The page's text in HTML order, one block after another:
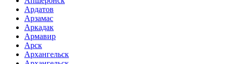
Ардатов
Арзамас
Аркадак
Армавир
Арск
Архангельск